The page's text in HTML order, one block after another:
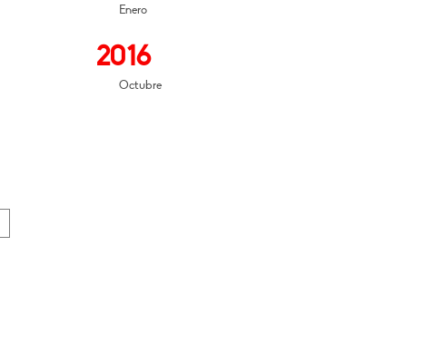
Enero
2016
Octubre